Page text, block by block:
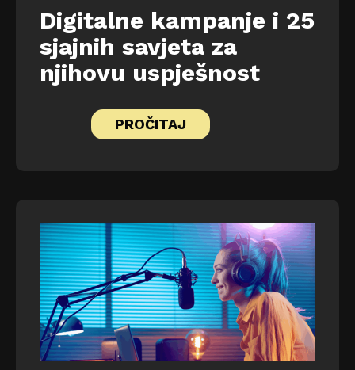
Digitalne kampanje i 25
sjajnih savjeta za
njihovu uspješnost
PROČITAJ